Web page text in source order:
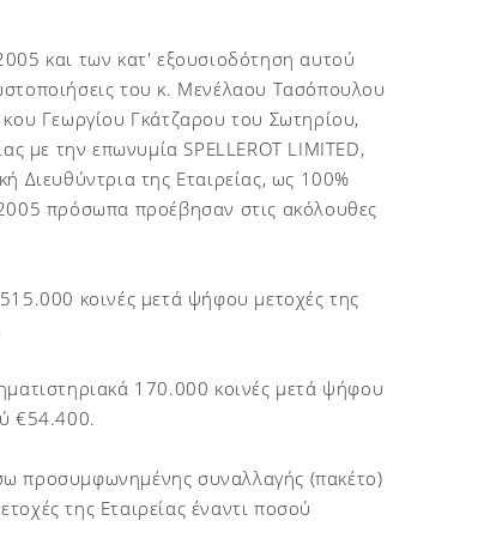
και των κατ' εξουσιοδότηση αυτού
του κ. Μενέλαου Τασόπουλου
Γεωργίου Γκάτζαρου του Σωτηρίου,
με την επωνυμία SPELLEROT LIMITED,
Διευθύντρια της Εταιρείας, ως 100%
πρόσωπα προέβησαν στις ακόλουθες
κοινές μετά ψήφου μετοχές της
170.000 κοινές μετά ψήφου
€54.400.
προσυμφωνημένης συναλλαγής (πακέτο)
της Εταιρείας έναντι ποσού